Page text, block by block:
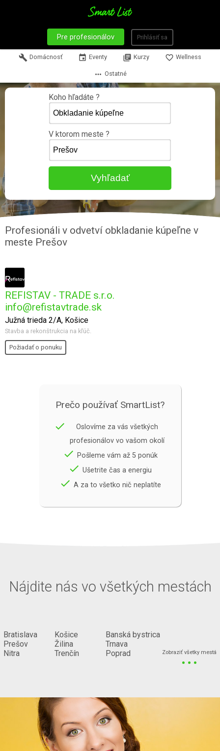
Pre profesionálov Prihlásiť sa
build Domácnosť event Eventy library_books Kurzy favorite_border Wellness
more_horiz Ostatné
Koho hľadáte ?
V ktorom meste ?
Profesionáli v odvetví obkladanie kúpeľne v
meste Prešov
REFISTAV - TRADE s.r.o.
info@refistavtrade.sk
Južná trieda 2/A, Košice
Stavba a rekonštrukcia na kľúč.
Požiadať o ponuku
Prečo používať SmartList?
done
Oslovíme za vás všetkých
profesionálov vo vašom okolí
done Pošleme vám až 5 ponúk
done Ušetrite čas a energiu
done A za to všetko nič neplatíte
Nájdite nás vo všetkých mestách
Bratislava
Prešov
Nitra
Košice
Žilina
Trenčín
Banská bystrica
Trnava
Poprad
Zobraziť všetky mestá
...